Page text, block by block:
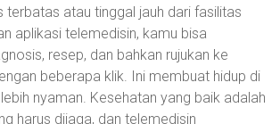
terbatas atau tinggal jauh dari fasilitas
aplikasi telemedisin, kamu bisa
resep, dan bahkan rujukan ke
beberapa klik. Ini membuat hidup di
nyaman. Kesehatan yang baik adalah
harus dijaga, dan telemedisin